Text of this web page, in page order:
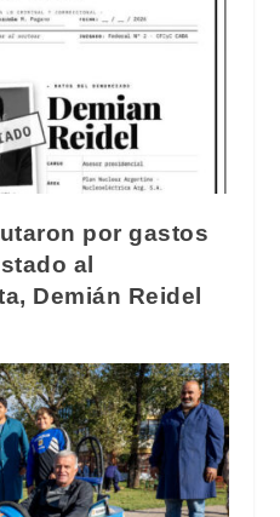
por gastos
al
Demián Reidel